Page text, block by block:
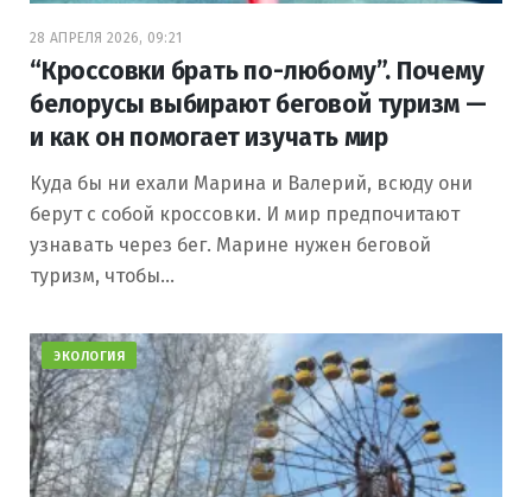
28 АПРЕЛЯ 2026, 09:21
“Кроссовки брать по-любому”. Почему
белорусы выбирают беговой туризм —
и как он помогает изучать мир
Куда бы ни ехали Марина и Валерий, всюду они
берут с собой кроссовки. И мир предпочитают
узнавать через бег. Марине нужен беговой
туризм, чтобы…
ЭКОЛОГИЯ